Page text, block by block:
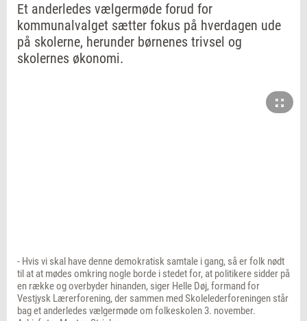
Et anderledes vælgermøde forud for
kommunalvalget sætter fokus på hverdagen ude
på skolerne, herunder børnenes trivsel og
skolernes økonomi.
- Hvis vi skal have denne demokratisk samtale i gang, så er folk nødt
til at at mødes omkring nogle borde i stedet for, at politikere sidder på
en række og overbyder hinanden, siger Helle Døj, formand for
Vestjysk Lærerforening, der sammen med Skolelederforeningen står
bag et anderledes vælgermøde om folkeskolen 3. november.